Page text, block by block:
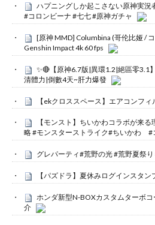
ハプニングしか起こさない原神実況
#コロンビーナ #七七 #原神ガチャ
[原神 MMD] Columbina (哥伦比娅 /
Genshin Impact 4k 60 fps
✨🔴【原神6.7版|異環1.2|絕區零3.1
清體力|倒數4天~肝力爆發
【ekクロススペース】エアコンフィ
【モンスト】ちいかわコラボが来
略 #モンスターストライク#ちいかわ #
グレパーティ#荒野の光 #荒野夏祭
【パズドラ】夏休みログインスタン
ホンダ新型N-BOXカスタムターボ
介